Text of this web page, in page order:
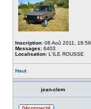
Inscription: 08 Aoû 2011, 18:56
Messages: 6403
Localisation: L'ILE ROUSSE
Haut
jean-clem